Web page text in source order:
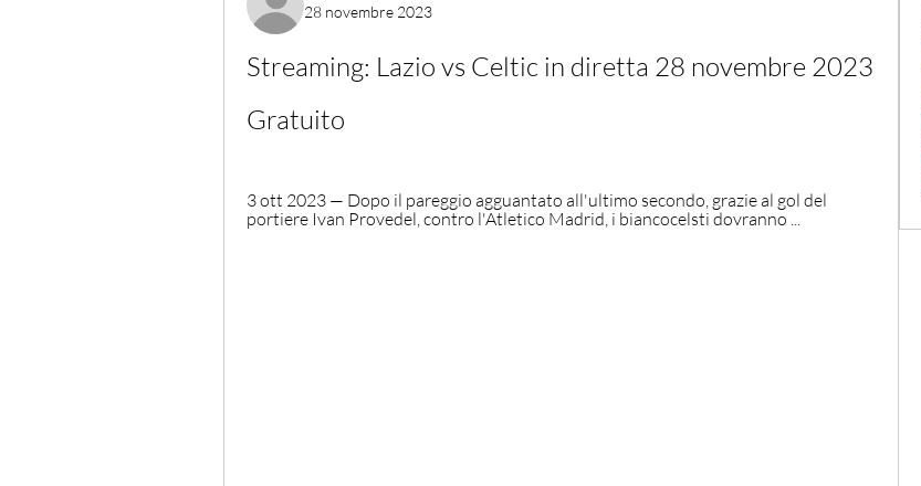
28 novembre 2023
Streaming: Lazio vs Celtic in diretta 28 novembre 2023
Gratuito
3 ott 2023 — Dopo il pareggio agguantato all'ultimo secondo, grazie al gol del
portiere Ivan Provedel, contro l'Atletico Madrid, i biancocelsti dovranno ...